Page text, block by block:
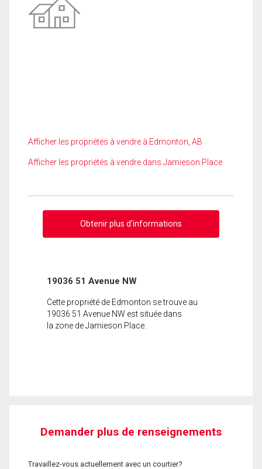
Afficher les propriétés à vendre à Edmonton, AB
Afficher les propriétés à vendre dans Jamieson Place
Obtenir plus d'informations
19036 51 Avenue NW
Cette propriété de Edmonton se trouve au
19036 51 Avenue NW est située dans
la zone de Jamieson Place.
Demander plus de renseignements
Travaillez-vous actuellement avec un courtier?